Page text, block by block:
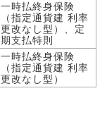
一時払終身保険
（指定通貨建 利率
更改なし型）、定
期支払特則
一時払終身保険
（指定通貨建 利率
更改なし型）